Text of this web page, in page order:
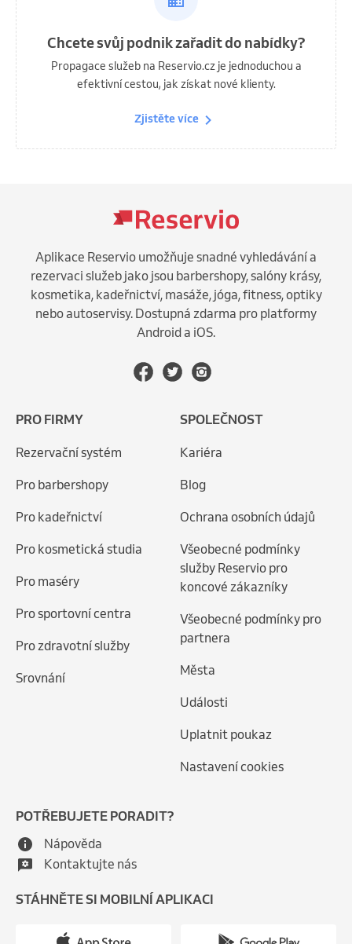
Chcete svůj podnik zařadit do nabídky?
Propagace služeb na Reservio.cz je jednoduchou a
efektivní cestou, jak získat nové klienty.
Zjistěte více
Aplikace Reservio umožňuje snadné vyhledávání a
rezervaci služeb jako jsou barbershopy, salóny krásy,
kosmetika, kadeřnictví, masáže, jóga, fitness, optiky
nebo autoservisy. Dostupná zdarma pro platformy
Android a iOS.
PRO FIRMY
Rezervační systém
Pro barbershopy
Pro kadeřnictví
Pro kosmetická studia
Pro maséry
Pro sportovní centra
Pro zdravotní služby
Srovnání
SPOLEČNOST
Kariéra
Blog
Ochrana osobních údajů
Všeobecné podmínky
služby Reservio pro
koncové zákazníky
Všeobecné podmínky pro
partnera
Města
Události
Uplatnit poukaz
Nastavení cookies
POTŘEBUJETE PORADIT?
Nápověda
Kontaktujte nás
STÁHNĚTE SI MOBILNÍ APLIKACI